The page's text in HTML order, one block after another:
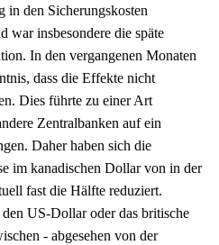
in den Sicherungskosten
war insbesondere die späte
In den vergangenen Monaten
dass die Effekte nicht
Dies führte zu einer Art
Zentralbanken auf ein
Daher haben sich die
im kanadischen Dollar von in der
fast die Hälfte reduziert.
US-Dollar oder das britische
- abgesehen von der